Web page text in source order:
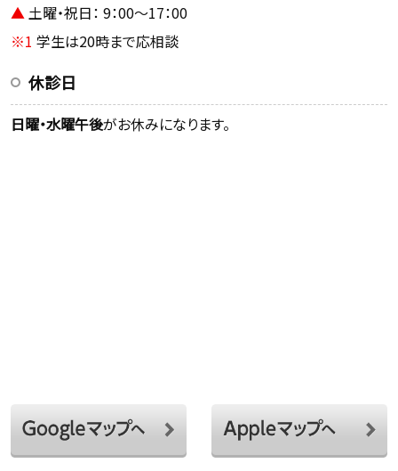
▲ 土曜・祝日： 9：00～17：00
※1 学生は20時まで応相談
休診日
日曜・水曜午後がお休みになります。